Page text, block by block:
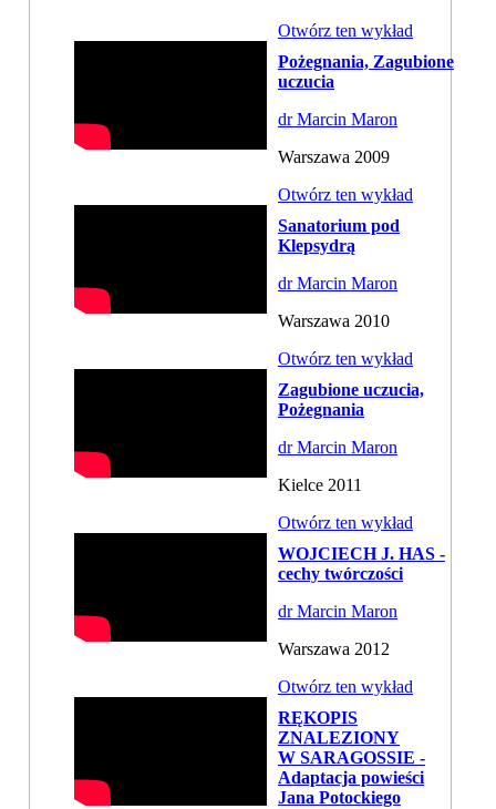
Otwórz ten wykład
Pożegnania, Zagubione
uczucia
dr Marcin Maron
Warszawa 2009
Otwórz ten wykład
Sanatorium pod
Klepsydrą
dr Marcin Maron
Warszawa 2010
Otwórz ten wykład
Zagubione uczucia,
Pożegnania
dr Marcin Maron
Kielce 2011
Otwórz ten wykład
WOJCIECH J. HAS -
cechy twórczości
dr Marcin Maron
Warszawa 2012
Otwórz ten wykład
RĘKOPIS
ZNALEZIONY
W SARAGOSSIE -
Adaptacja powieści
Jana Potockiego